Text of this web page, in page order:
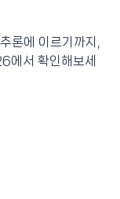
론에 이르기까지,
에서 확인해보세